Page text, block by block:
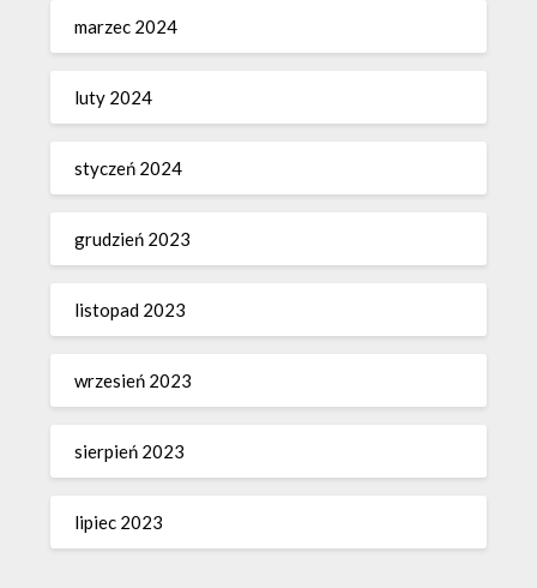
marzec 2024
luty 2024
styczeń 2024
grudzień 2023
listopad 2023
wrzesień 2023
sierpień 2023
lipiec 2023